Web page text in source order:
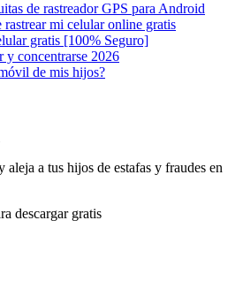
de rastreador GPS para Android
rastrear mi celular online gratis
gratis [100% Seguro]
y concentrarse 2026
de mis hijos?
a tus hijos de estafas y fraudes en
descargar gratis